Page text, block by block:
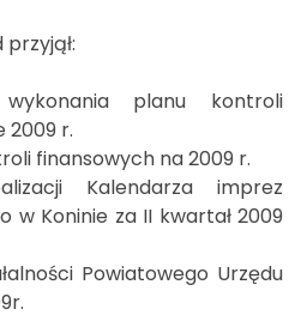
planu kontroli
2009 r.
finansowych na 2009 r.
Kalendarza imprez
w Koninie za II kwartał 2009
Powiatowego Urzędu